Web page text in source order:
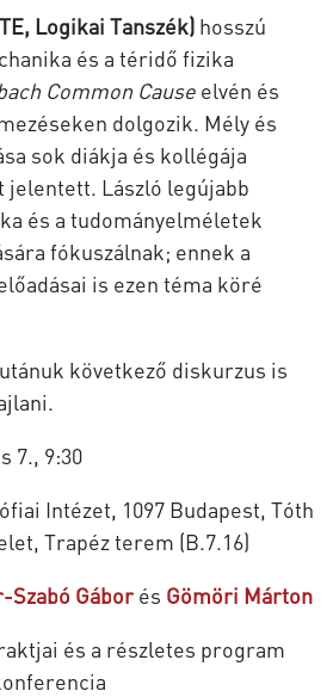
Logikai Tanszék) hosszú
és a téridő fizika
Common Cause elvén és
dolgozik. Mély és
sok diákja és kollégája
jelentett. László legújabb
és a tudományelméletek
fókuszálnak; ennek a
is ezen téma köré
következő diskurzus is
7., 9:30
Intézet, 1097 Budapest, Tóth
Trapéz terem (B.7.16)
Szabó Gáborés Gömöri Márton
és a részletes program